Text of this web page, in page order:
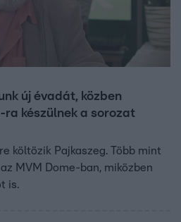
új évadát, közben
készülnek a sorozat
költözik Pajkaszeg. Több mint
MVM Dome-ban, miközben
is.